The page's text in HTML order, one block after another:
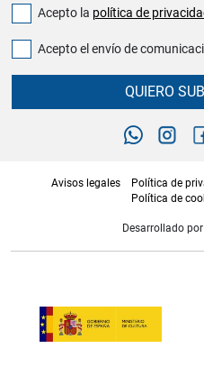
Acepto la política de
Acepto el envío de
QUIERO
Avisos legales Política de
Política de
Desarrollado por